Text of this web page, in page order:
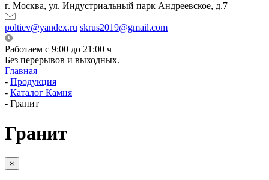
г. Москва, ул. Индустриальный парк Андреевское, д.7
poltiev@yandex.ru skrus2019@gmail.com
Работаем с 9:00 до 21:00 ч
Без перерывов и выходных.
Главная
- Продукция
- Каталог Камня
- Гранит
Гранит
×